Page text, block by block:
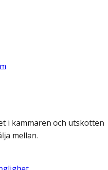
i kammaren och utskotten
mellan.